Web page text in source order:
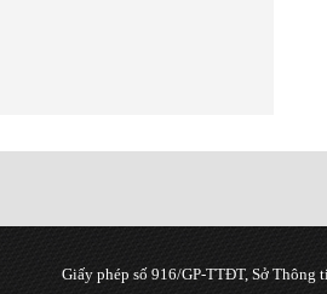
Giấy phép số 916/GP-TTĐT, Sở Thông